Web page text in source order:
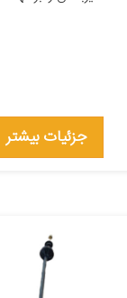
جزئیات بیشتر